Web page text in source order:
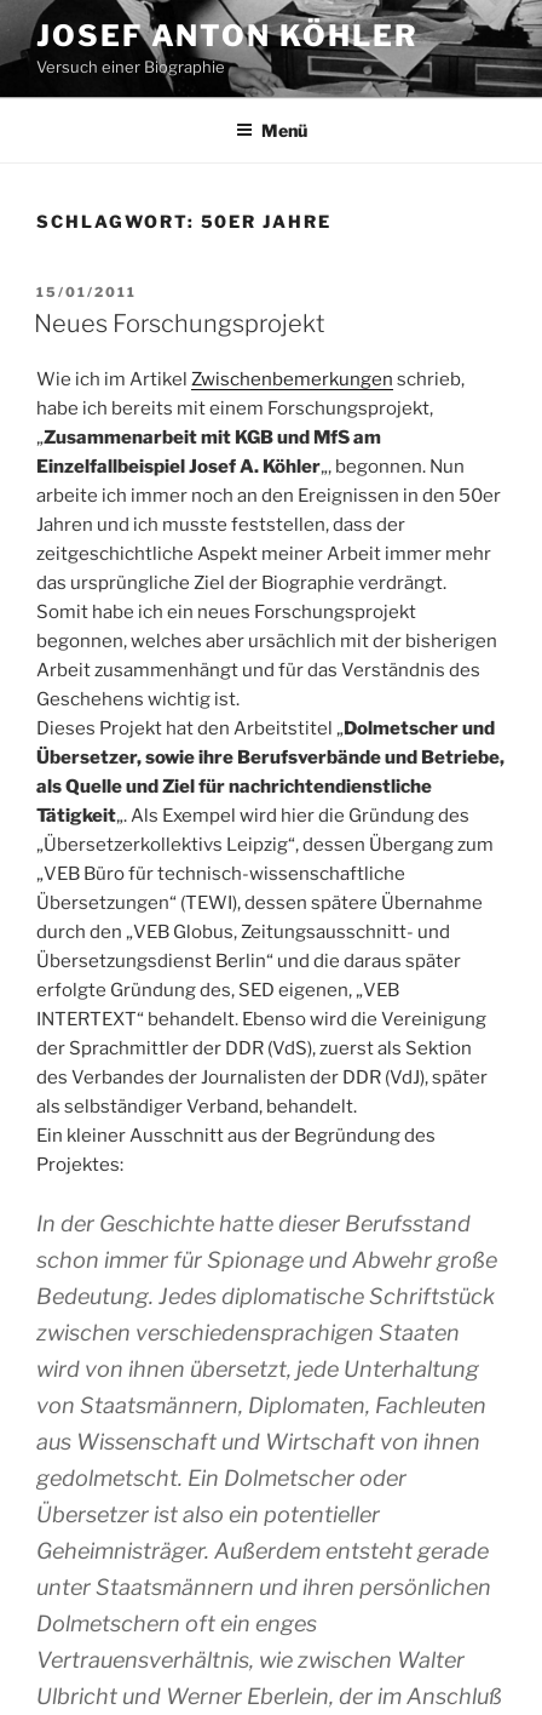
Inhalt
springen
JOSEF ANTON KÖHLER
Versuch einer Biographie
Menü
SCHLAGWORT: 50ER JAHRE
VERÖFFENTLICHT
AM
15/01/2011
Neues Forschungsprojekt
Wie ich im Artikel Zwischenbemerkungen schrieb,
habe ich bereits mit einem Forschungsprojekt,
„Zusammenarbeit mit KGB und MfS am
Einzelfallbeispiel Josef A. Köhler„, begonnen. Nun
arbeite ich immer noch an den Ereignissen in den 50er
Jahren und ich musste feststellen, dass der
zeitgeschichtliche Aspekt meiner Arbeit immer mehr
das ursprüngliche Ziel der Biographie verdrängt.
Somit habe ich ein neues Forschungsprojekt
begonnen, welches aber ursächlich mit der bisherigen
Arbeit zusammenhängt und für das Verständnis des
Geschehens wichtig ist.
Dieses Projekt hat den Arbeitstitel „Dolmetscher und
Übersetzer, sowie ihre Berufsverbände und Betriebe,
als Quelle und Ziel für nachrichtendienstliche
Tätigkeit„. Als Exempel wird hier die Gründung des
„Übersetzerkollektivs Leipzig“, dessen Übergang zum
„VEB Büro für technisch-wissenschaftliche
Übersetzungen“ (TEWI), dessen spätere Übernahme
durch den „VEB Globus, Zeitungsausschnitt- und
Übersetzungsdienst Berlin“ und die daraus später
erfolgte Gründung des, SED eigenen, „VEB
INTERTEXT“ behandelt. Ebenso wird die Vereinigung
der Sprachmittler der DDR (VdS), zuerst als Sektion
des Verbandes der Journalisten der DDR (VdJ), später
als selbständiger Verband, behandelt.
Ein kleiner Ausschnitt aus der Begründung des
Projektes:
In der Geschichte hatte dieser Berufsstand
schon immer für Spionage und Abwehr große
Bedeutung. Jedes diplomatische Schriftstück
zwischen verschiedensprachigen Staaten
wird von ihnen übersetzt, jede Unterhaltung
von Staatsmännern, Diplomaten, Fachleuten
aus Wissenschaft und Wirtschaft von ihnen
gedolmetscht. Ein Dolmetscher oder
Übersetzer ist also ein potentieller
Geheimnisträger. Außerdem entsteht gerade
unter Staatsmännern und ihren persönlichen
Dolmetschern oft ein enges
Vertrauensverhältnis, wie zwischen Walter
Ulbricht und Werner Eberlein, der im Anschluß